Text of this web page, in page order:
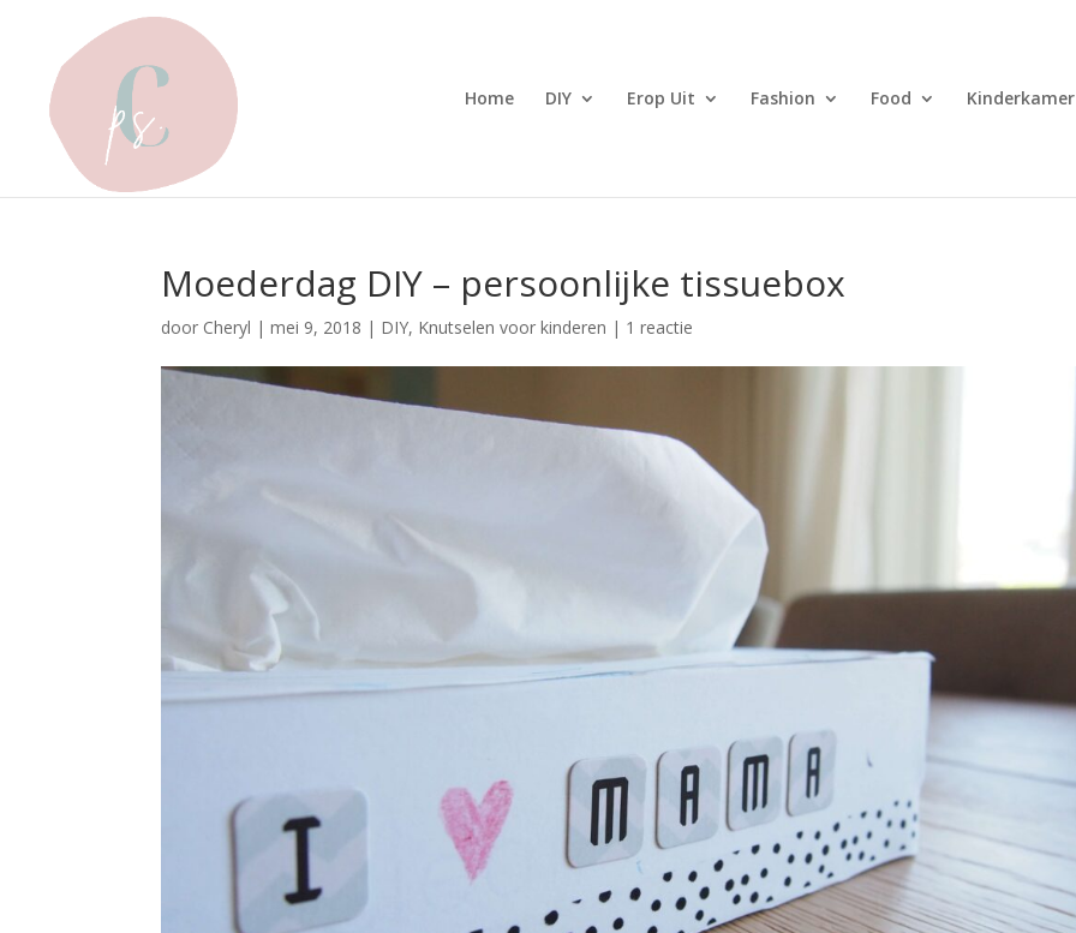
Home DIY Erop Uit Fashion Food Kinderkamer
Moederdag DIY – persoonlijke tissuebox
door Cheryl |mei 9, 2018 | DIY, Knutselen voor kinderen | 1 reactie